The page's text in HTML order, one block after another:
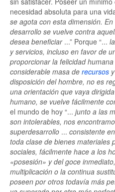
necesidad absoluta para una
se agota con esta dimensión.
desarrollo se vuelve contra
desea beneficiar ...” Porque “...
y servicios, incluso en favor de
proporcionar la felicidad humana
considerable masa de recursos
disposición del hombre, no es
una orientación que vaya
humano, se vuelve fácilmente
el mundo de hoy “... junto a las
son intolerables, nos
superdesarrollo ... consistente
toda clase de bienes materiales
sociales, fácilmente hace a los
«posesión» y del goce
multiplicación o la continua
poseen por otros todavía más